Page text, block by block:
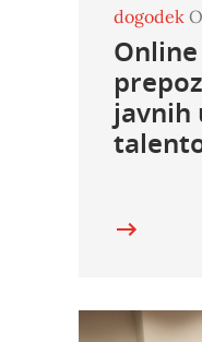
dogodek
javnih